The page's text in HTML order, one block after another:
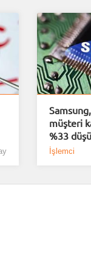
müşteri
%33
İşlemci